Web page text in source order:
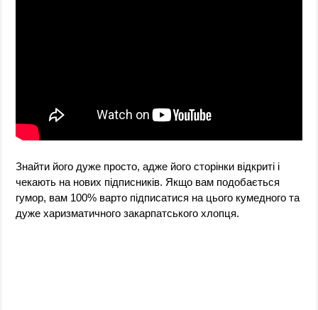
Знайти його дуже просто, адже його сторінки відкриті і
чекають на нових підписників. Якщо вам подобається
гумор, вам 100% варто підписатися на цього кумедного та
дуже харизматичного закарпатського хлопця.